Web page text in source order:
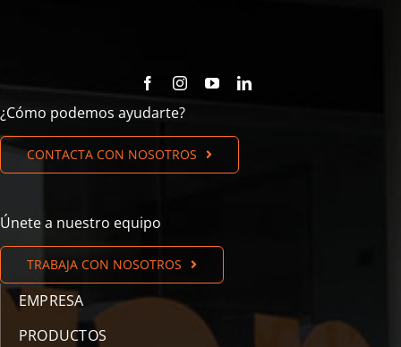
¿Cómo podemos ayudarte?
CONTACTA CON NOSOTROS
Únete a nuestro equipo
TRABAJA CON NOSOTROS
EMPRESA
PRODUCTOS